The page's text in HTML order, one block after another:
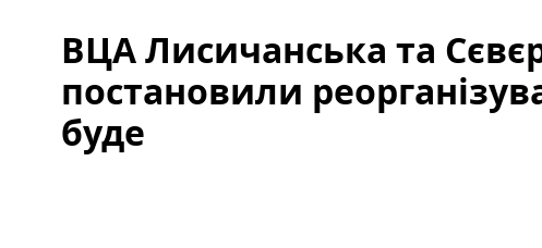
ВЦА Лисичанська та
постановили
буде